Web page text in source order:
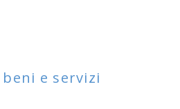
e servizi